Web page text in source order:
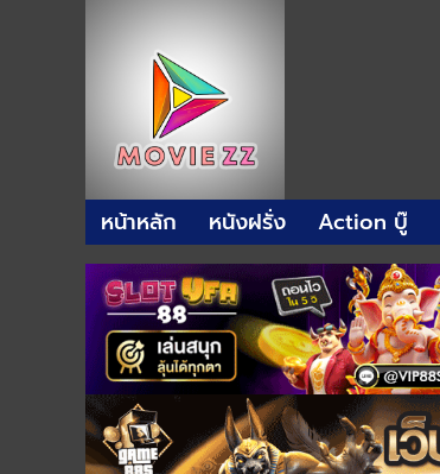
หน้าหลัก หนังฝรั่ง Action บู๊